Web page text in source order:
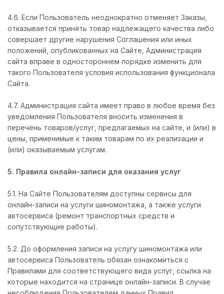
4.6. Если Пользователь неоднократно отменяет Заказы,
отказывается принять товар надлежащего качества либо
совершает другие нарушения Соглашения или иных
положений, опубликованных на Сайте, Администрация
сайта вправе в одностороннем порядке изменить для
такого Пользователя условия использования функционала
Сайта.
4.7. Администрация сайта имеет право в любое время без
уведомления Пользователя вносить изменения в
перечень товаров/услуг, предлагаемых на сайте, и (или) в
цены, применимые к таким товарам по их реализации и
(или) оказываемым услугам.
5. Правила онлайн-записи для оказания услуг
5.1. На Сайте Пользователям доступны сервисы для
онлайн-записи на услуги шиномонтажа, а также услуги
автосервиса (ремонт транспортных средств и
сопутствующие работы).
5.2. До оформления записи на услугу шиномонтажа или
автосервиса Пользователь обязан ознакомиться с
Правилами для соответствующего вида услуг, ссылка на
которые находится на странице онлайн-записи. В случае